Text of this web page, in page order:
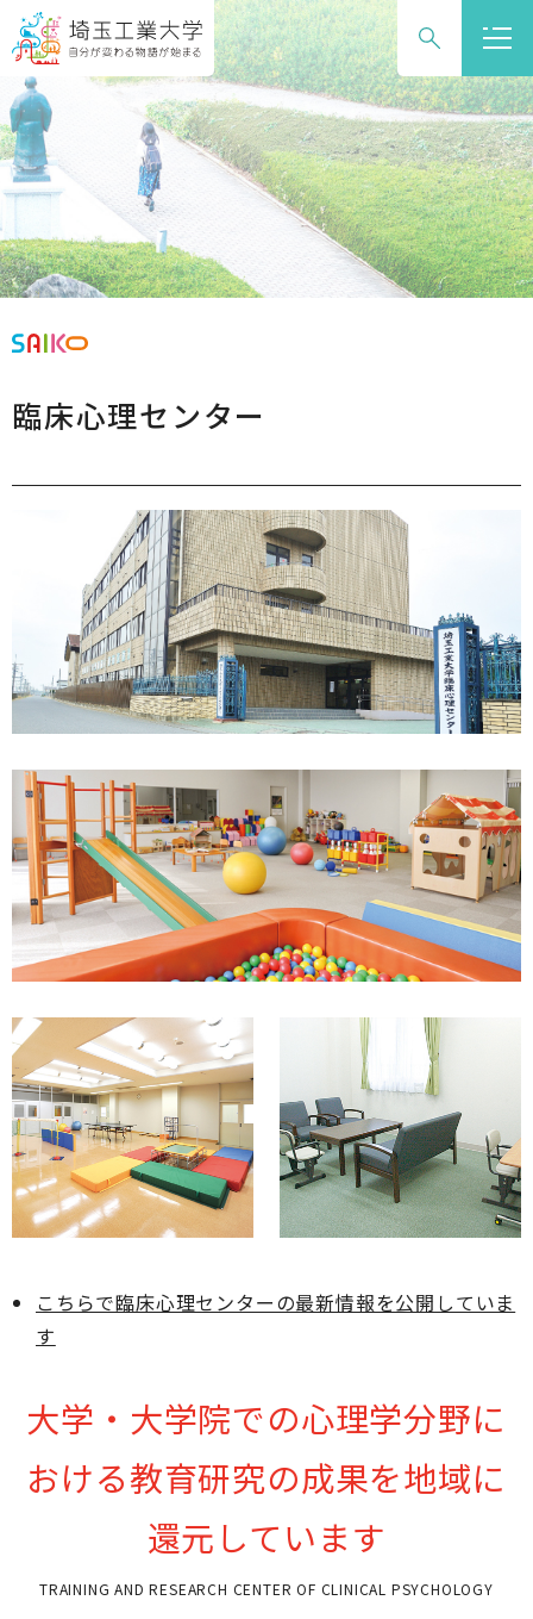
ロ
バ
ル
ナ
ゲ
ー
ョ
へ
文
ー
ル
ナ
ビ
ー
シ
ン
ッ
ー
へ
臨床心理センター
こちらで臨床心理センターの最新情報を公開していま
す
大学・大学院での心理学分野に
おける教育研究の成果を地域に
還元しています
TRAINING AND RESEARCH CENTER OF CLINICAL PSYCHOLOGY